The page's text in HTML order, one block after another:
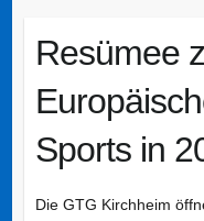
Resümee
Sports in
Die GTG Kirchheim